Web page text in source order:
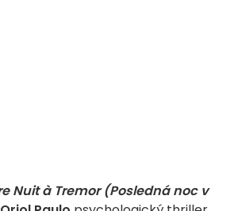
Nuit à Tremor (Posledná noc v